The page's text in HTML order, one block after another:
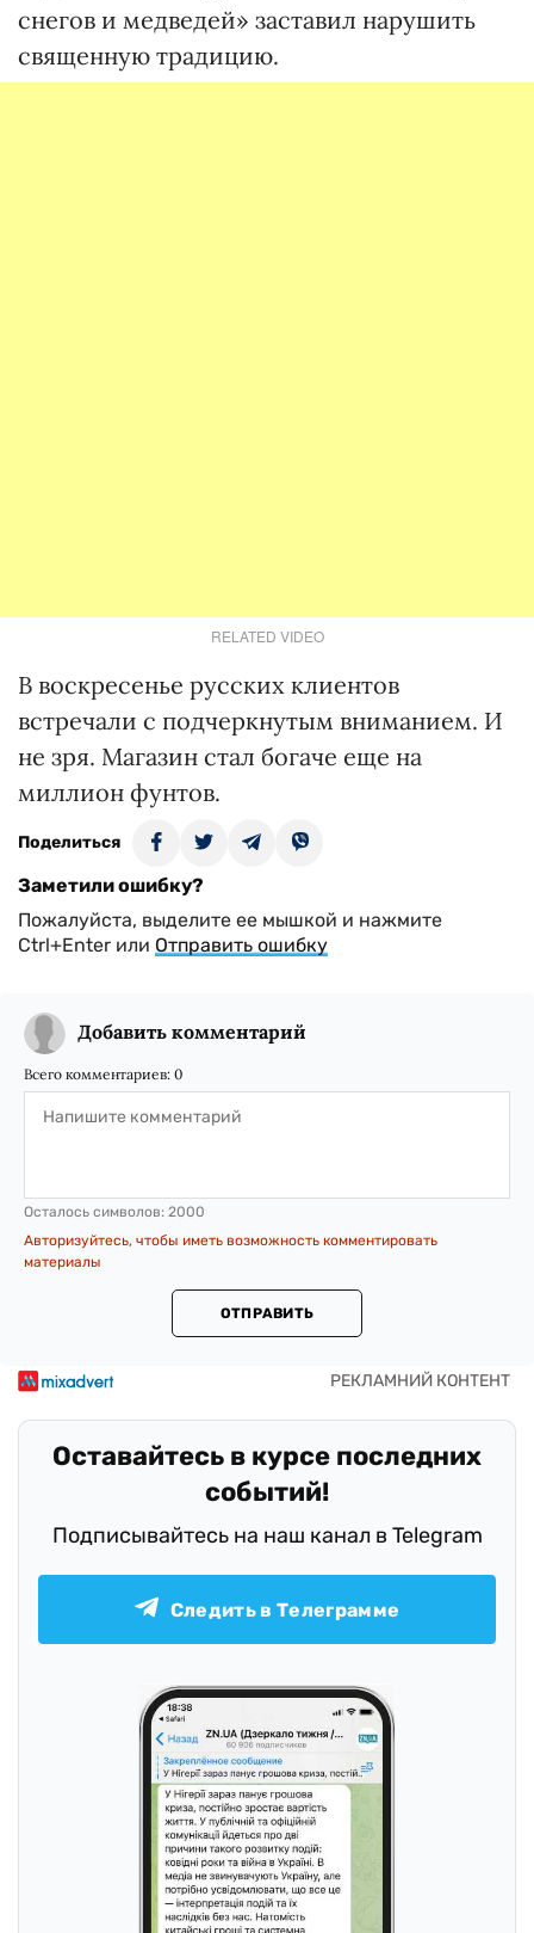
снегов и медведей» заставил нарушить
священную традицию.
RELATED VIDEO
В воскресенье русских клиентов
встречали с подчеркнутым вниманием. И
не зря. Магазин стал богаче еще на
миллион фунтов.
Поделиться
Заметили ошибку?
Пожалуйста, выделите ее мышкой и нажмите
Ctrl+Enter или Отправить ошибку
Добавить комментарий
Всего комментариев: 0
Осталось символов: 2000
Авторизуйтесь, чтобы иметь возможность комментировать
материалы
ОТПРАВИТЬ
Оставайтесь в курсе последних
событий!
Подписывайтесь на наш канал в Telegram
Следить в Телеграмме